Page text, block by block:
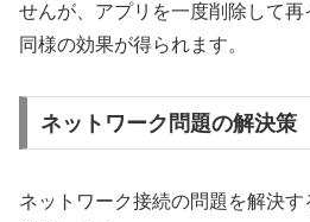
せんが、アプリを一度削除して
同様の効果が得られます。
ネットワーク問題の解決策
ネットワーク接続の問題を解決